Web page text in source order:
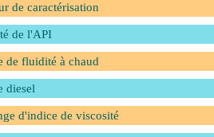
de caractérisation
de l'API
de fluidité à chaud
diesel
d'indice de viscosité